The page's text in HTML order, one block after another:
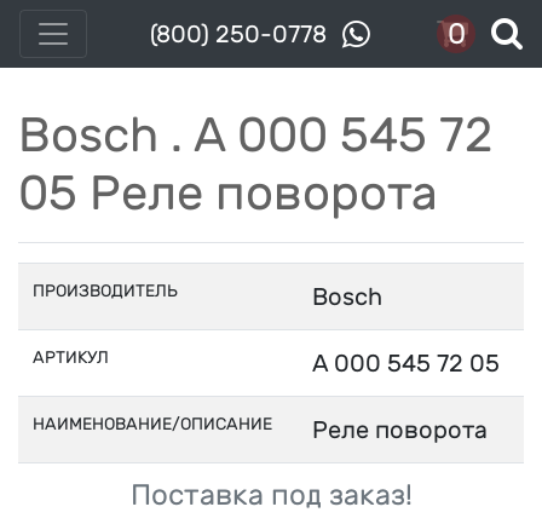
(800) 250-0778 0
Bosch . A 000 545 72
05 Реле поворота
ПРОИЗВОДИТЕЛЬ Bosch
АРТИКУЛ A 000 545 72 05
НАИМЕНОВАНИЕ/ОПИСАНИЕ Реле поворота
Поставка под заказ!